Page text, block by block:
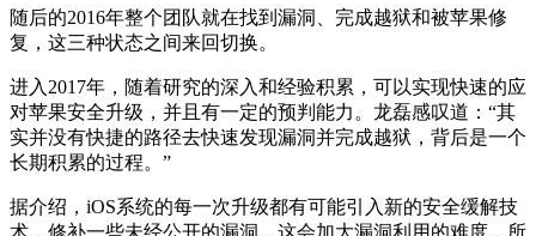
随后的2016年整个团队就在找到漏洞、完成越狱和被苹果修
复，这三种状态之间来回切换。
进入2017年，随着研究的深入和经验积累，可以实现快速的应
对苹果安全升级，并且有一定的预判能力。龙磊感叹道：“其
实并没有快捷的路径去快速发现漏洞并完成越狱，背后是一个
长期积累的过程。”
据介绍，iOS系统的每一次升级都有可能引入新的安全缓解技